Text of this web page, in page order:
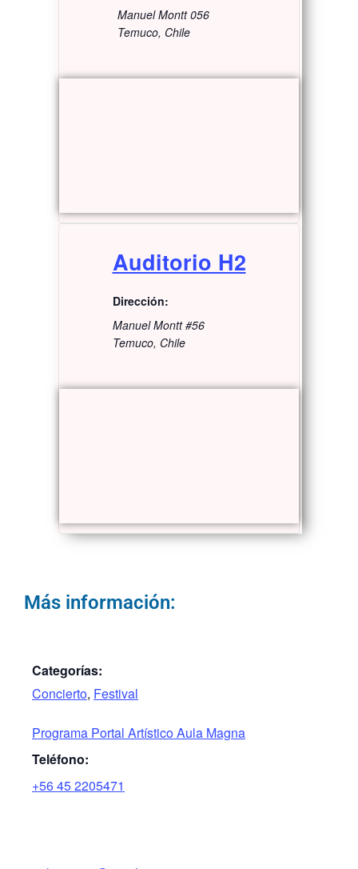
Manuel Montt 056
Temuco, Chile
Auditorio H2
Dirección:
Manuel Montt #56
Temuco, Chile
Más información:
Categorías:
Concierto, Festival
Programa Portal Artístico Aula Magna
Teléfono:
+56 45 2205471